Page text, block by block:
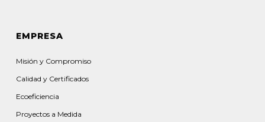
EMPRESA
Misión y Compromiso
Calidad y Certificados
Ecoeficiencia
Proyectos a Medida